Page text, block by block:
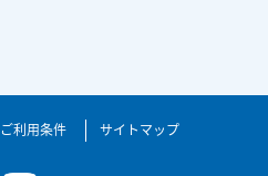
ご利用条件 サイトマップ